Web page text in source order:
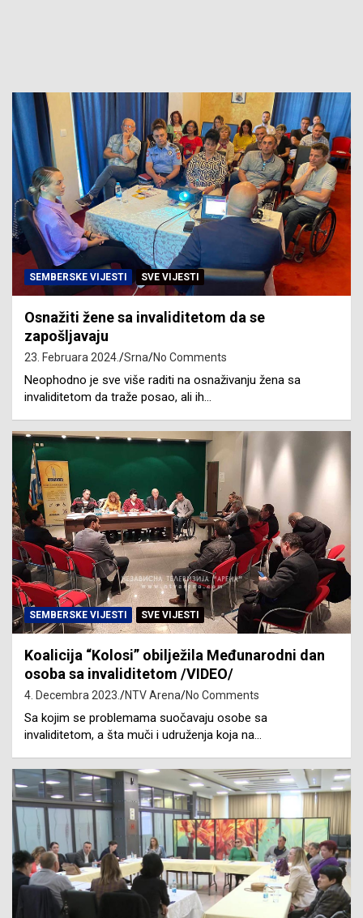
SEMBERSKE VIJESTI SVE VIJESTI
Osnažiti žene sa invaliditetom da se
zapošljavaju
23. Februara 2024. Srna No Comments
Neophodno je sve više raditi na osnaživanju žena sa
invaliditetom da traže posao, ali ih…
SEMBERSKE VIJESTI SVE VIJESTI
Koalicija “Kolosi” obilježila Međunarodni dan
osoba sa invaliditetom /VIDEO/
4. Decembra 2023. NTV Arena No Comments
Sa kojim se problemama suočavaju osobe sa
invaliditetom, a šta muči i udruženja koja na…